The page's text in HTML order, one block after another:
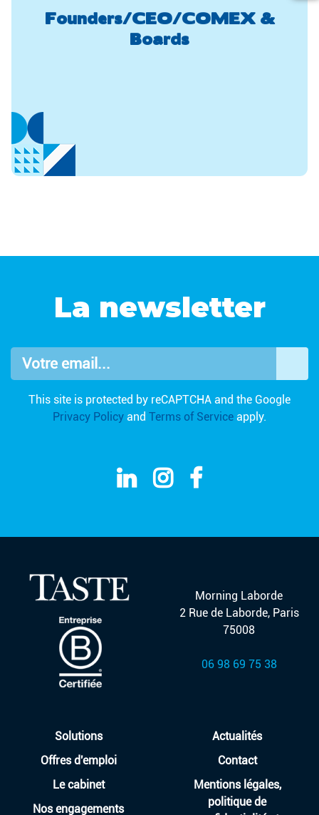
Founders/CEO/COMEX &
Boards
La newsletter
Votre email...
This site is protected by reCAPTCHA and the Google
Privacy Policy and Terms of Service apply.
Morning Laborde
2 Rue de Laborde, Paris
75008
06 98 69 75 38
Solutions
Offres d'emploi
Le cabinet
Nos engagements
Actualités
Contact
Mentions légales,
politique de